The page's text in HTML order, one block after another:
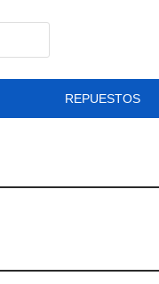
REPUESTOS